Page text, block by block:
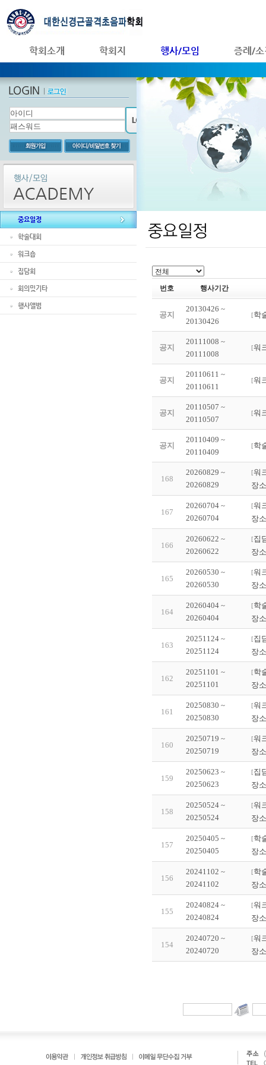
학회소개 학회지 행사/모임 증례/소
중요일정
학술대회
워크숍
집담회
회의및기타
행사앨범
번호 행사기간
공지
20130426 ~
20130426
[학
공지
20111008 ~
20111008
[워
공지
20110611 ~
20110611
[워
공지
20110507 ~
20110507
[워
공지
20110409 ~
20110409
[학
168
20260829 ~
20260829
[워
장
167
20260704 ~
20260704
[워
장
166
20260622 ~
20260622
[집
장
165
20260530 ~
20260530
[워
장
164
20260404 ~
20260404
[학
장
163
20251124 ~
20251124
[집
장
162
20251101 ~
20251101
[학
장
161
20250830 ~
20250830
[워
장
160
20250719 ~
20250719
[워
장
159
20250623 ~
20250623
[집
장
158
20250524 ~
20250524
[워
장
157
20250405 ~
20250405
[학
장
156
20241102 ~
20241102
[학
장
155
20240824 ~
20240824
[워
장
154
20240720 ~
20240720
[워
장